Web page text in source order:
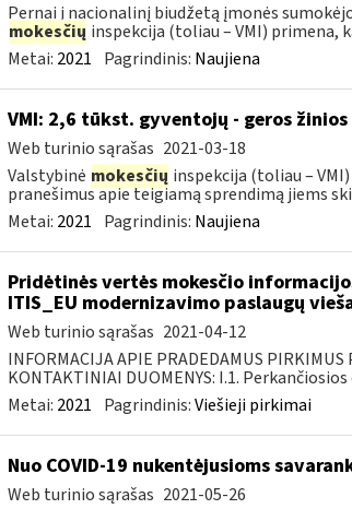
Pernai į nacionalinį biudžetą įmonės
mokesčių inspekcija (toliau – VMI) primena,
Metai: 2021 Pagrindinis: Naujiena
VMI: 2,6 tūkst. gyventojų - geros
Web turinio sąrašas 2021-03-18
Valstybinė mokesčių inspekcija (toliau –
pranešimus apie teigiamą sprendimą jiems
Metai: 2021 Pagrindinis: Naujiena
Pridėtinės vertės mokesčio
ITIS_EU modernizavimo paslaugų
Web turinio sąrašas 2021-04-12
INFORMACIJA APIE PRADEDAMUS
KONTAKTINIAI DUOMENYS: I.1.
Metai: 2021 Pagrindinis:Viešieji pirkimai
Nuo COVID-19 nukentėjusioms
Web turinio sąrašas 2021-05-26